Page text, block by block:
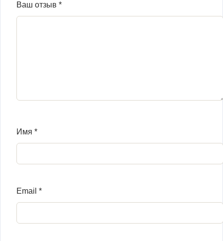
Ваш отзыв *
Имя *
Email *